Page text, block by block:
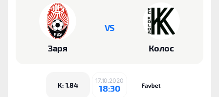
‎Заря
VS
Колос
K: 1.84
17.10.2020
18:30